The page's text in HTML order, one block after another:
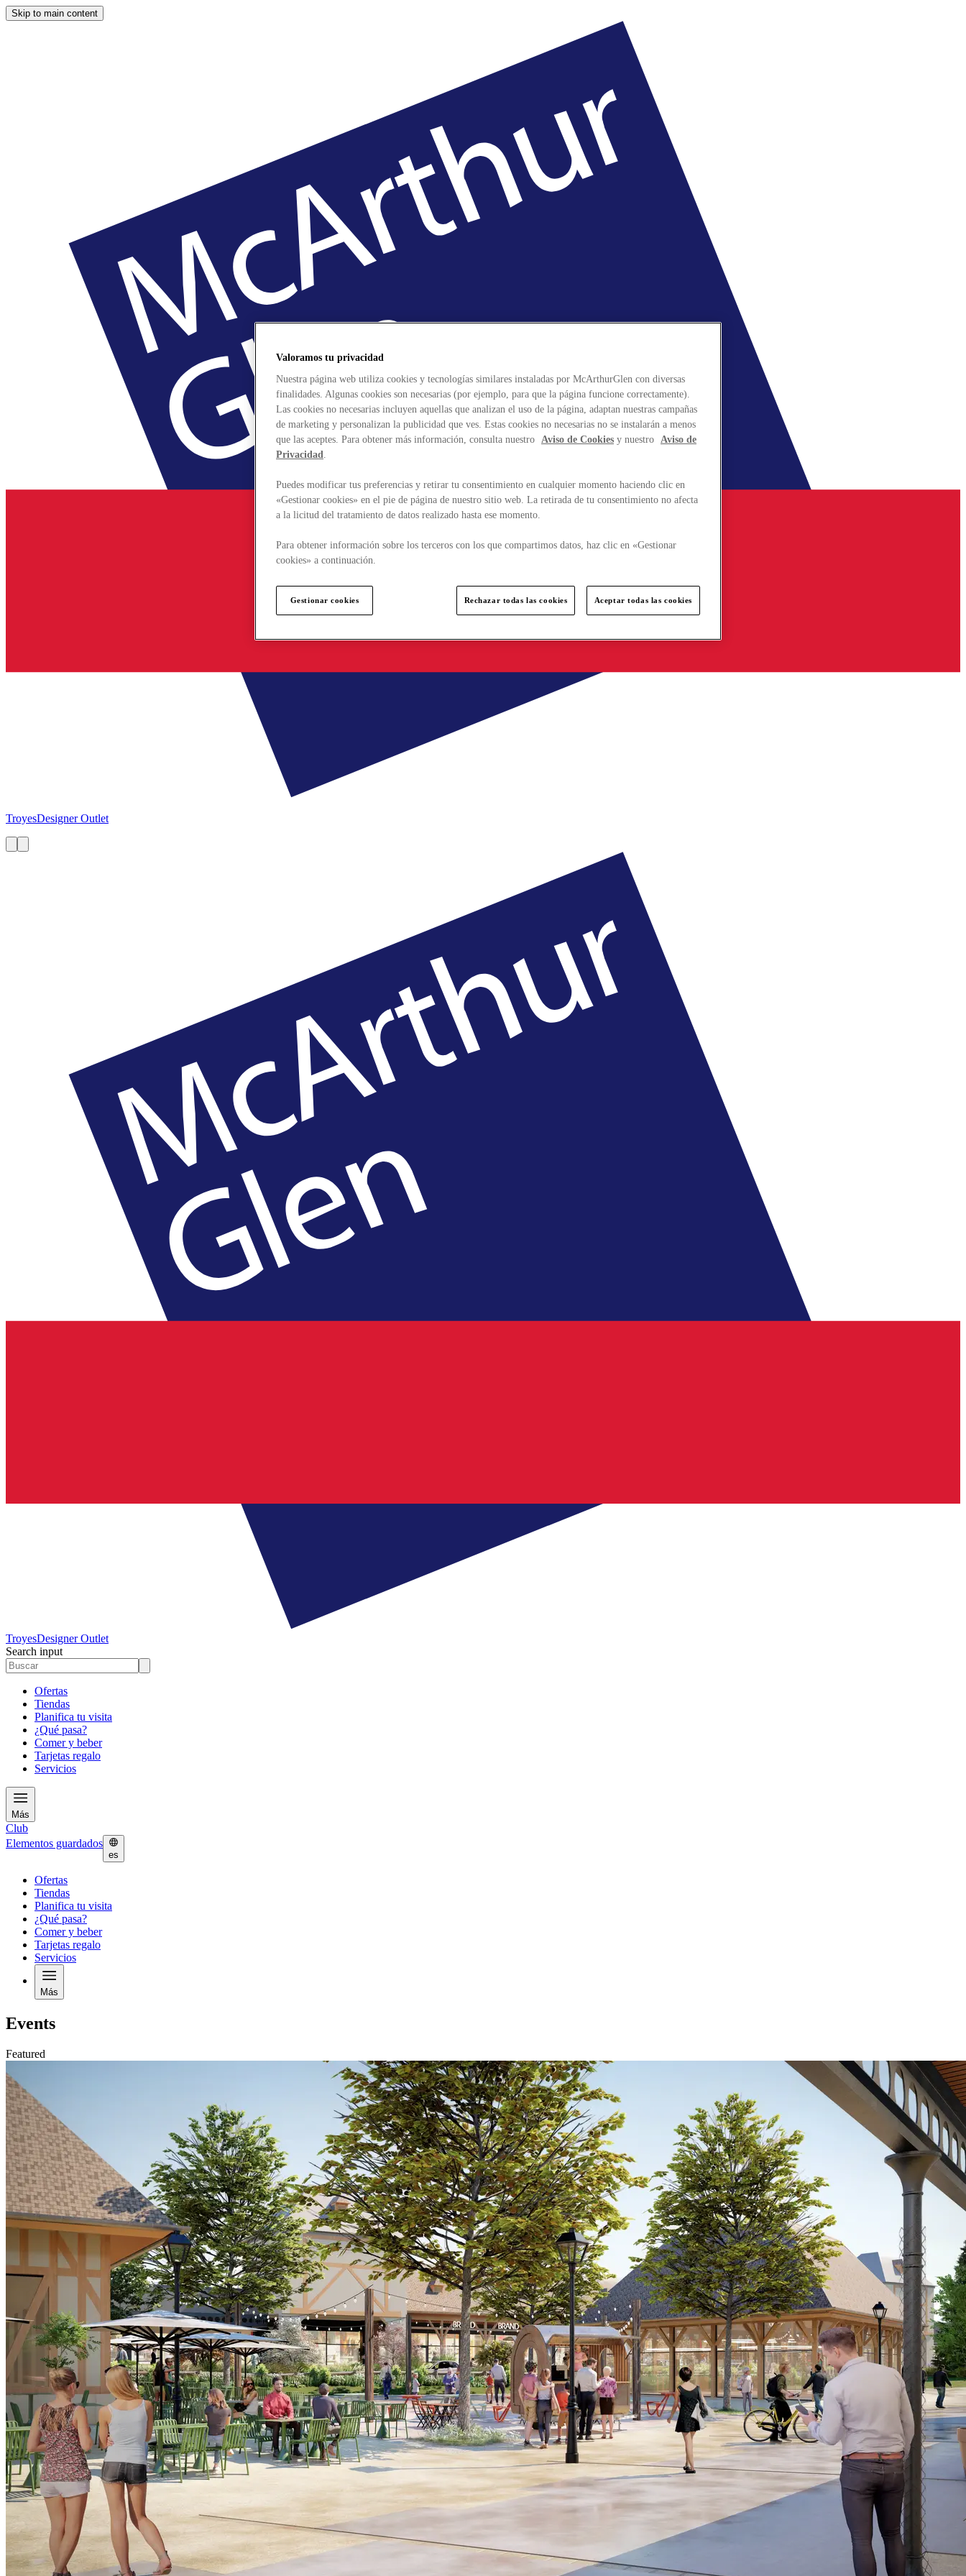
Skip to main content
TroyesDesigner Outlet
TroyesDesigner Outlet
Search input
Ofertas
Tiendas
Planifica tu visita
¿Qué pasa?
Comer y beber
Tarjetas regalo
Servicios
Más
Club
Elementos guardados
es
Ofertas
Tiendas
Planifica tu visita
¿Qué pasa?
Comer y beber
Tarjetas regalo
Servicios
Más
Events
Featured
Valoramos tu privacidad
Nuestra página web utiliza cookies y tecnologías similares instaladas por McArthurGlen con diversas
finalidades. Algunas cookies son necesarias (por ejemplo, para que la página funcione correctamente).
Las cookies no necesarias incluyen aquellas que analizan el uso de la página, adaptan nuestras campañas
de marketing y personalizan la publicidad que ves. Estas cookies no necesarias no se instalarán a menos
que las aceptes. Para obtener más información, consulta nuestro Aviso de Cookies y nuestro Aviso de
Privacidad.
Puedes modificar tus preferencias y retirar tu consentimiento en cualquier momento haciendo clic en
«Gestionar cookies» en el pie de página de nuestro sitio web. La retirada de tu consentimiento no afecta
a la licitud del tratamiento de datos realizado hasta ese momento.
Para obtener información sobre los terceros con los que compartimos datos, haz clic en «Gestionar
cookies» a continuación.
Gestionar cookies Rechazar todas las cookies Aceptar todas las cookies